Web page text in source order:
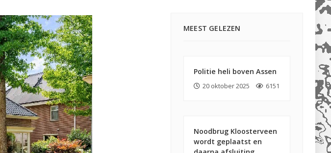
MEEST GELEZEN
Politie heli boven Assen
20 oktober 2025 6151
Noodbrug Kloosterveen
wordt geplaatst en